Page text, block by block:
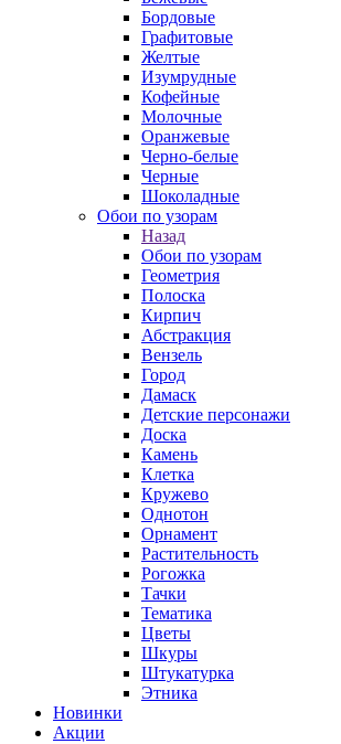
Бордовые
Графитовые
Желтые
Изумрудные
Кофейные
Молочные
Оранжевые
Черно-белые
Черные
Шоколадные
Обои по узорам
Назад
Обои по узорам
Геометрия
Полоска
Кирпич
Абстракция
Вензель
Город
Дамаск
Детские персонажи
Доска
Камень
Клетка
Кружево
Однотон
Орнамент
Растительность
Рогожка
Тачки
Тематика
Цветы
Шкуры
Штукатурка
Этника
Новинки
Акции